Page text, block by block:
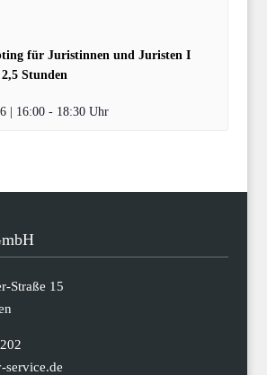
für Juristinnen und Juristen I
Stunden
| 16:00 - 18:30
Straße 15
service.de